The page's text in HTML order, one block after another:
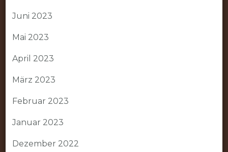
Juni 2023
Mai 2023
April 2023
März 2023
Februar 2023
Januar 2023
Dezember 2022